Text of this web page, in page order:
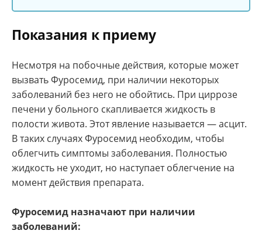
Показания к приему
Несмотря на побочные действия, которые может
вызвать Фуросемид, при наличии некоторых
заболеваний без него не обойтись. При циррозе
печени у больного скапливается жидкость в
полости живота. Этот явление называется — асцит.
В таких случаях Фуросемид необходим, чтобы
облегчить симптомы заболевания. Полностью
жидкость не уходит, но наступает облегчение на
момент действия препарата.
Фуросемид назначают при наличии
заболеваний: